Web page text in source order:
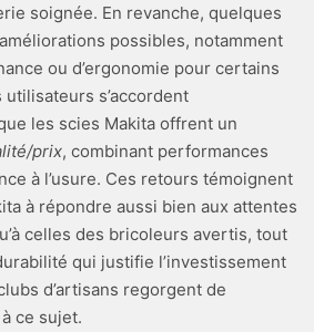
soignée. En revanche, quelques
possibles, notamment
ou d’ergonomie pour certains
s’accordent
les scies Makita offrent un
prix, combinant performances
à l’usure. Ces retours témoignent
à répondre aussi bien aux attentes
celles des bricoleurs avertis, tout
qui justifie l’investissement
d’artisans regorgent de
ce sujet.